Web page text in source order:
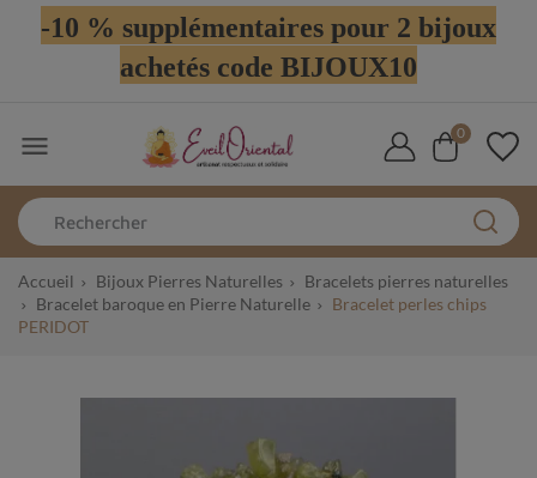
-10 % supplémentaires pour 2 bijoux
achetés code BIJOUX10
 0
Accueil Bijoux Pierres Naturelles
Bracelets pierres naturelles
Bracelet baroque en Pierre Naturelle
Bracelet perles chips
PERIDOT